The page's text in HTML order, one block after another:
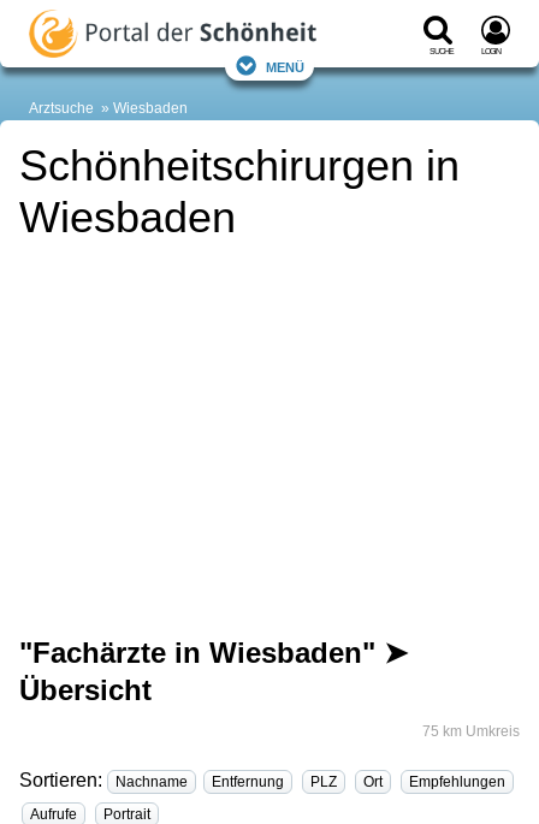
Suche Login
Menü
Arztsuche Wiesbaden
Schönheitschirurgen in
Wiesbaden
"Fachärzte in Wiesbaden" ➤
Übersicht
75 km Umkreis
Sortieren: Nachname Entfernung PLZ Ort
Empfehlungen
Aufrufe
Portrait